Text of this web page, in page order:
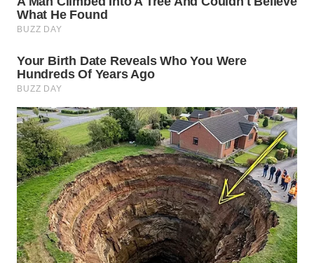
TEBING
TINGGI
WN
PAKPAK
WN
KARAWANG
WN
BEKASI
WN
BOGOR